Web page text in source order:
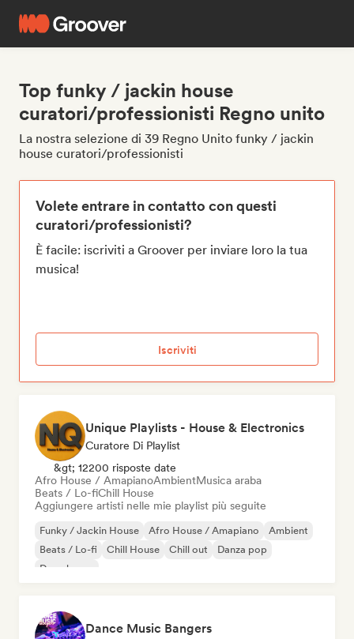
Top funky / jackin house
curatori/professionisti Regno unito
La nostra selezione di 39 Regno Unito funky / jackin
house curatori/professionisti
Volete entrare in contatto con questi
curatori/professionisti?
È facile: iscriviti a Groover per inviare loro la tua
musica!
Iscriviti
Unique Playlists - House & Electronics
Curatore Di Playlist
&gt; 12200 risposte date
Afro House / AmapianoAmbientMusica araba
Beats / Lo-fiChill House
Aggiungere artisti nelle mie playlist più seguite
Funky / Jackin House Afro House / Amapiano
Ambient
Beats / Lo-fi
Chill House Chill out
Danza pop
Deep house
Dance Music Bangers